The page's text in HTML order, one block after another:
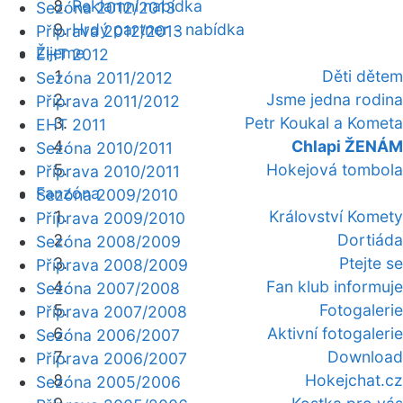
Reklamní nabídka
Hrdý partner - nabídka
Žijeme
Děti dětem
Jsme jedna rodina
Petr Koukal a Kometa
Chlapi ŽENÁM
Hokejová tombola
Fanzóna
Království Komety
Dortiáda
Ptejte se
Fan klub informuje
Fotogalerie
Aktivní fotogalerie
Download
Hokejchat.cz
Sezóna 2012/2013
Příprava 2012/2013
EHT 2012
Sezóna 2011/2012
Příprava 2011/2012
EHT 2011
Sezóna 2010/2011
Příprava 2010/2011
Sezóna 2009/2010
Příprava 2009/2010
Sezóna 2008/2009
Příprava 2008/2009
Sezóna 2007/2008
Příprava 2007/2008
Sezóna 2006/2007
Příprava 2006/2007
Sezóna 2005/2006